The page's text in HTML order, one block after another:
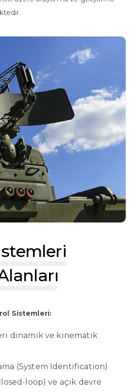
Sistemleri:
dinamik ve kinematik
(System Identification)
loop) ve açık devre